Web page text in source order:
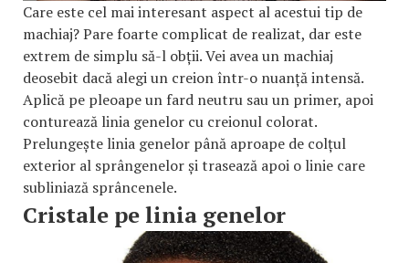
Care este cel mai interesant aspect al acestui tip de
machiaj? Pare foarte complicat de realizat, dar este
extrem de simplu să-l obții. Vei avea un machiaj
deosebit dacă alegi un creion într-o nuanță intensă.
Aplică pe pleoape un fard neutru sau un primer, apoi
conturează linia genelor cu creionul colorat.
Prelungește linia genelor până aproape de colțul
exterior al sprângenelor și trasează apoi o linie care
subliniază sprâncenele.
Cristale pe linia genelor